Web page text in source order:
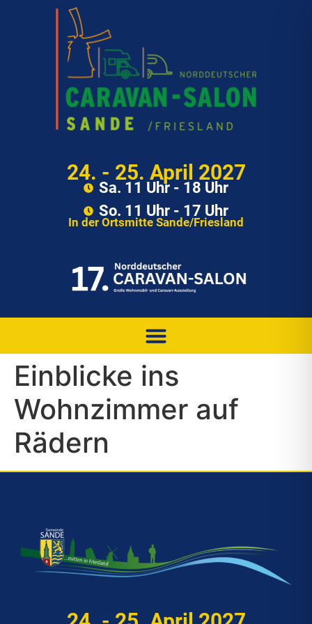
24. - 25. April 2027
Sa. 11 Uhr - 18 Uhr
So. 11 Uhr - 17 Uhr
In der Ortsmitte Sande/Friesland
Einblicke ins
Wohnzimmer auf
Rädern